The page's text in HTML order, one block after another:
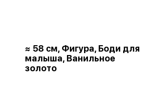
≈ 58 см, Фигура, Боди для
малыша, Ванильное
золото